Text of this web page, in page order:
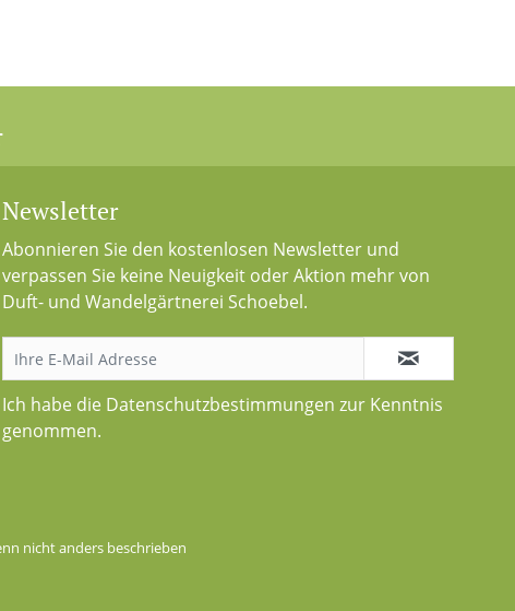
Newsletter
Abonnieren Sie den kostenlosen Newsletter und
verpassen Sie keine Neuigkeit oder Aktion mehr von
Duft- und Wandelgärtnerei Schoebel.
Ich habe die Datenschutzbestimmungen zur Kenntnis
genommen.
nicht anders beschrieben